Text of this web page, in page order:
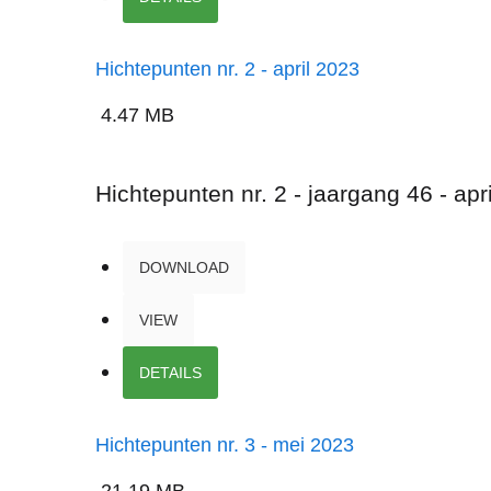
Hichtepunten nr. 2 - april 2023
4.47 MB
Hichtepunten nr. 2 - jaargang 46 -
DOWNLOAD
VIEW
DETAILS
Hichtepunten nr. 3 - mei 2023